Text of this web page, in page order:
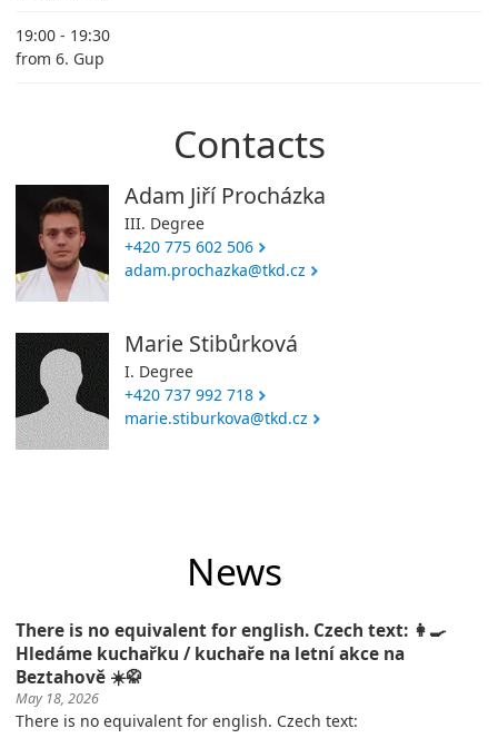
19:00 - 19:30
from 6. Gup
Contacts
Adam Jiří Procházka
III. Degree
+420 775 602 506
adam.prochazka@tkd.cz
Marie Stibůrková
I. Degree
+420 737 992 718
marie.stiburkova@tkd.cz
News
There is no equivalent for english. Czech text: 👩‍🍳
Hledáme kuchařku / kuchaře na letní akce na
Beztahově ☀️🥋
May 18, 2026
There is no equivalent for english. Czech text: